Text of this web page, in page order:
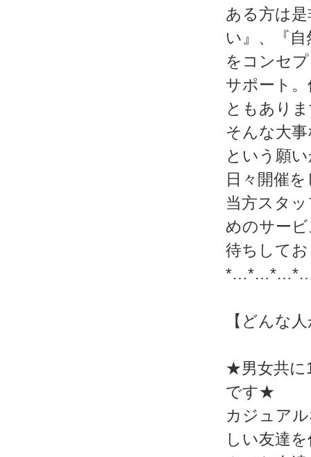
ある方は
い』、『
をコンセ
サポート
ともあり
そんな大
という願
日々開催
当方スタ
めのサー
待ちして
【どんな
★男女共に
です★
カジュア
しい友達